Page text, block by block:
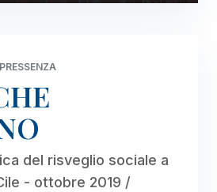
del risveglio sociale a
- ottobre 2019 /